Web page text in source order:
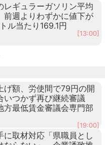
レギュラーガソリン平均
週よりわずかに値下が
ル当たり169.1円
[13:00]
げ額、労使間で79円の開
つかず再び継続審議
最低賃金審議会専門部
[19:00]
に取材対応「県職員とし